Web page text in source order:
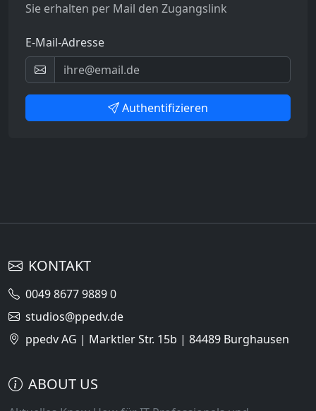
Sie erhalten per Mail den Zugangslink
E-Mail-Adresse
Authentifizieren
KONTAKT
0049 8677 9889 0
studios@ppedv.de
ppedv AG | Marktler Str. 15b | 84489 Burghausen
ABOUT US